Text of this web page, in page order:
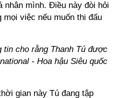
nhân mình. Điều này đòi hỏi
việc nếu muốn thi đấu
tin cho rằng Thanh Tú được
- Hoa hậu Siêu quốc
gian này Tú đang tập